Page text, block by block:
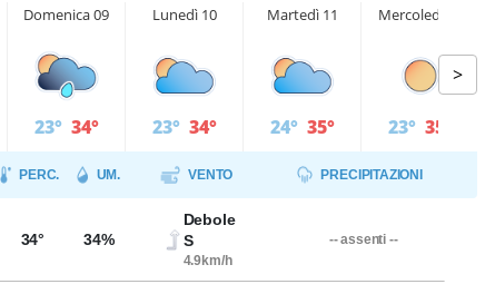
Domenica 09
23° 34°
Lunedì 10
23° 34°
Martedì 11
24° 35°
Mercoledì 12
23° 35°
>
PERC. UM. VENTO PRECIPITAZIONI
34° 34%
Debole
S
4.9km/h
-- assenti --